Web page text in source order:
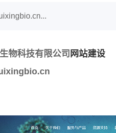
物科技有限公司 网站建设